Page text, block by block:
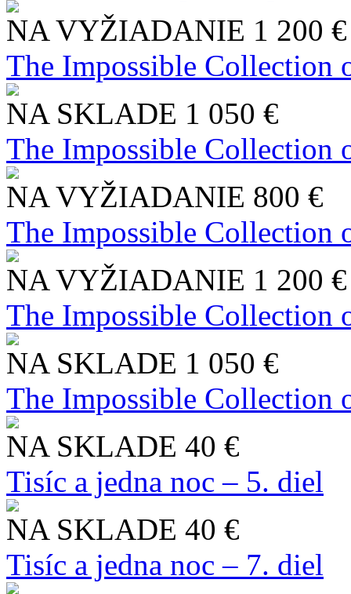
NA VYŽIADANIE 1 200 €
The Impossible Collection
NA SKLADE 1 050 €
The Impossible Collection
NA VYŽIADANIE 800 €
The Impossible Collection
NA VYŽIADANIE 1 200 €
The Impossible Collection
NA SKLADE 1 050 €
The Impossible Collection
NA SKLADE 40 €
Tisíc a jedna noc – 5. diel
NA SKLADE 40 €
Tisíc a jedna noc – 7. diel